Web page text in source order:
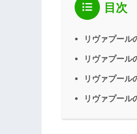
目次
リヴァプール
リヴァプール
リヴァプール
リヴァプール